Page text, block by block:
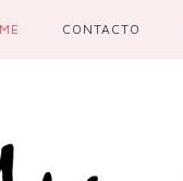
CONTACTO